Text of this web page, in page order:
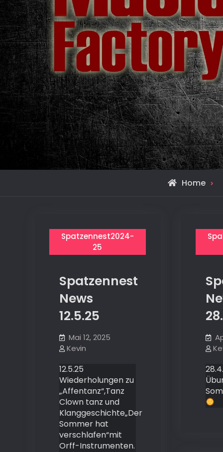
Home
Spatzennest2024-
25
Spatzennest
News
12.5.25
Mai 12, 2025
Kevin
12.5.25
Wiederholungen zu
„Affentanz“,Tanz
Clown tanz und
Klanggeschichte„Der
Sommer hat
verschlafen“mit
Orff-Instrumenten.